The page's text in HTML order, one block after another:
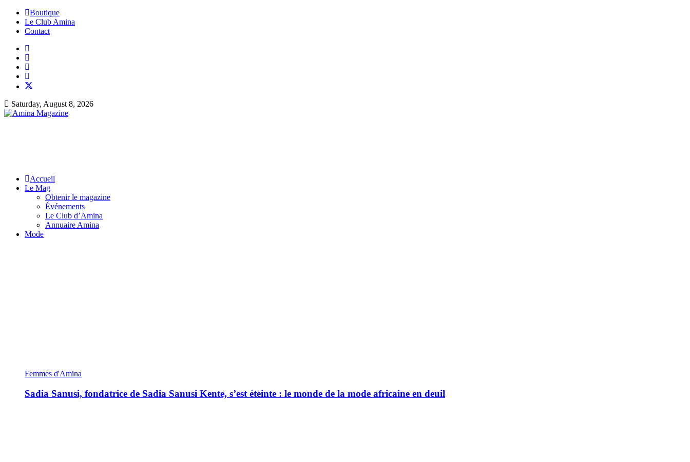
Boutique
Le Club Amina
Contact
Saturday, August 8, 2026
Accueil
Le Mag
Obtenir le magazine
Événements
Le Club d’Amina
Annuaire Amina
Mode
Femmes d'Amina
Sadia Sanusi, fondatrice de Sadia Sanusi Kente, s’est éteinte : le monde de la mode africaine en deuil